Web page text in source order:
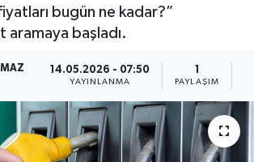
bugün ne kadar?”
aramaya başladı.
14.05.2026 - 07:50
YAYINLANMA PAYLAŞIM